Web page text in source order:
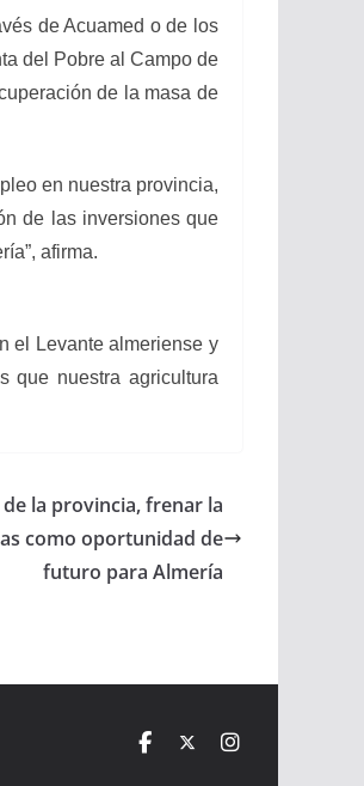
de Acuamed o de los
del Pobre al Campo de
de la masa de
en nuestra provincia,
de las inversiones que
afirma.
el Levante almeriense y
que nuestra agricultura
la provincia, frenar la
como oportunidad de
futuro para Almería